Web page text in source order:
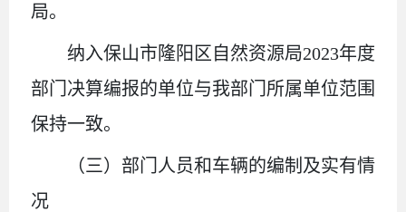
局。
纳入保山市隆阳区自然资源局2023年度
部门决算编报的单位与我部门所属单位范围
保持一致。
（三）部门人员和车辆的编制及实有情
况